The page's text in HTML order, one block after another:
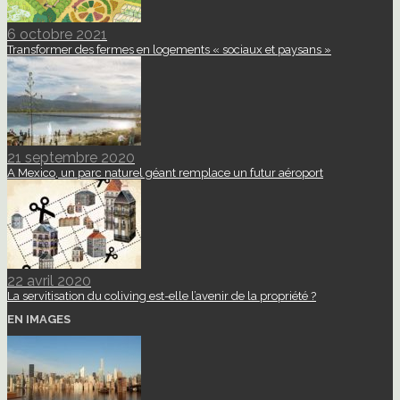
6 octobre 2021
Transformer des fermes en logements « sociaux et paysans »
21 septembre 2020
A Mexico, un parc naturel géant remplace un futur aéroport
22 avril 2020
La servitisation du coliving est-elle l’avenir de la propriété ?
EN IMAGES